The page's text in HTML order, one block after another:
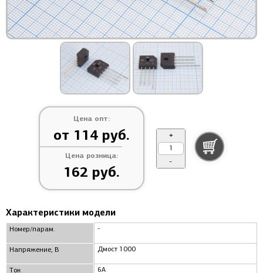
Цена опт:
от 114 руб.
Цена розница:
162 руб.
+
-
Характеристики модели
Номер/парам.
Напряжение, В
Ток
-
Дмост 1000
6А